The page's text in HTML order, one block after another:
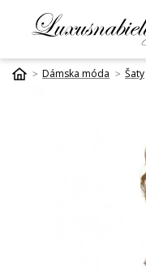
Dámska móda Šaty